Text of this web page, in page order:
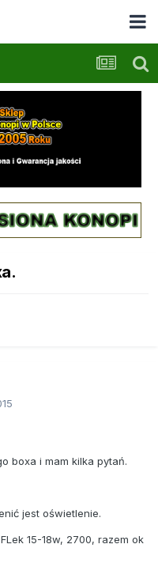
boxa i mam kilka pytań.
jest oświetlenie.
15-18w, 2700, razem ok